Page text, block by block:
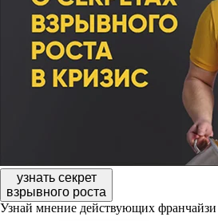
узнать секрет
взрывного роста
Узнай мнение действующих франчайзи